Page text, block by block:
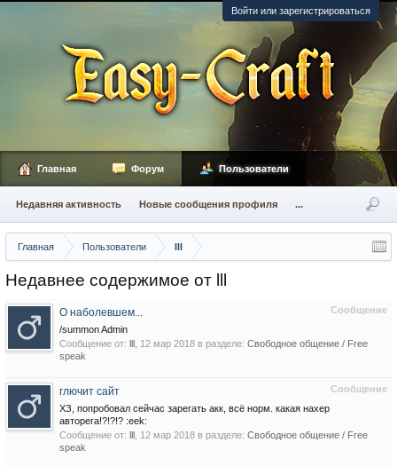
Войти или зарегистрироваться
Главная Пользователи lll
Недавнее содержимое от lll
Сообщение
О наболевшем...
/summon Admin
Сообщение от: lll 12 мар 2018 в разделе: Свободное общение / Free
speak
Сообщение
глючит сайт
ХЗ, попробовал сейчас зарегать акк, всё норм. какая нахер
авторега!?!?!? :eek:
Сообщение от: lll 12 мар 2018 в разделе: Свободное общение / Free
speak
Главная Форум Пользователи
Недавняя активность Новые сообщения профиля ...